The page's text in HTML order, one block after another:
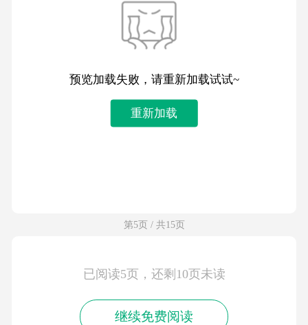
预览加载失败，请重新加载试试~
重新加载
第5页 / 共15页
已阅读5页，还剩10页未读
继续免费阅读